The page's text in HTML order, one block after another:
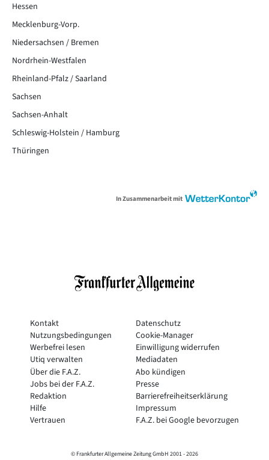
Hessen
Mecklenburg-Vorp.
Niedersachsen / Bremen
Nordrhein-Westfalen
Rheinland-Pfalz / Saarland
Sachsen
Sachsen-Anhalt
Schleswig-Holstein / Hamburg
Thüringen
In Zusammenarbeit mit
Kontakt
Datenschutz
Nutzungsbedingungen
Cookie-Manager
Werbefrei lesen
Einwilligung widerrufen
Utiq verwalten
Mediadaten
Über die F.A.Z.
Abo kündigen
Jobs bei der F.A.Z.
Presse
Redaktion
Barrierefreiheitserklärung
Hilfe
Impressum
Vertrauen
F.A.Z. bei Google bevorzugen
© Frankfurter Allgemeine Zeitung GmbH 2001 -2026